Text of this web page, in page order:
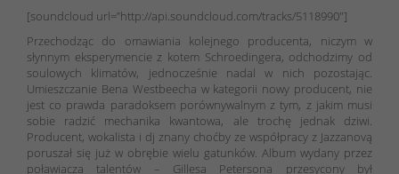
[soundcloud url=”http://api.soundcloud.com/tracks/5118990″]
Przechodząc do omawiania kolejnego producenta, niczym w
słynnym eksperymencie z kotem Schroedingera, odchodzimy od
soulowych klimatów, jednocześnie nadal w nich pozostając.
Umieszczanie Bena Westbeecha w kategorii nowy producent, nie
jest co prawda paradoksem porównywalnym z tym, z jakim musi
sobie radzić mechanika kwantowa, ale trochę jednak dziwi.
Producent, wokalista i dj znany choćby ze współpracy z Jazzanovą
poruszał się już w obrębie wielu gatunków. Album wydany przez
poławiacza talentów – Gillesa Petersona przesycony był